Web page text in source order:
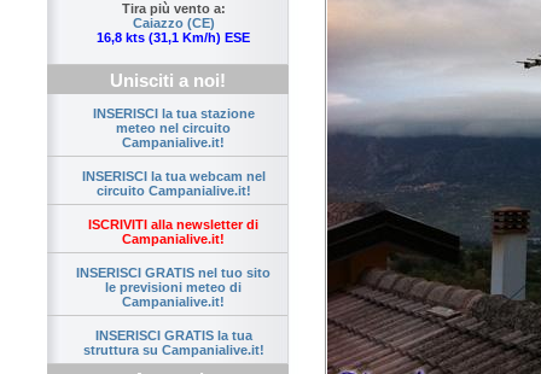
Tira più vento a:
Caiazzo (CE)
16,8 kts (31,1 Km/h) ESE
Unisciti a noi!
INSERISCI la tua stazione
meteo nel circuito
Campanialive.it!
INSERISCI la tua webcam nel
circuito Campanialive.it!
ISCRIVITI alla newsletter di
Campanialive.it!
INSERISCI GRATIS nel tuo sito
le previsioni meteo di
Campanialive.it!
INSERISCI GRATIS la tua
struttura su Campanialive.it!